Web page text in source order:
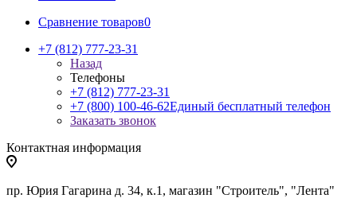
Сравнение товаров0
+7 (812) 777-23-31
Назад
Телефоны
+7 (812) 777-23-31
+7 (800) 100-46-62Единый бесплатный телефон
Заказать звонок
Контактная информация
пр. Юрия Гагарина д. 34, к.1, магазин "Строитель", "Лента"